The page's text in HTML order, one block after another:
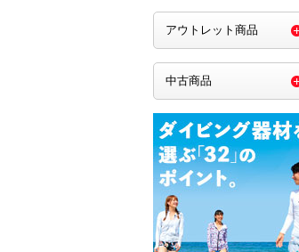
アウトレット商品
中古商品